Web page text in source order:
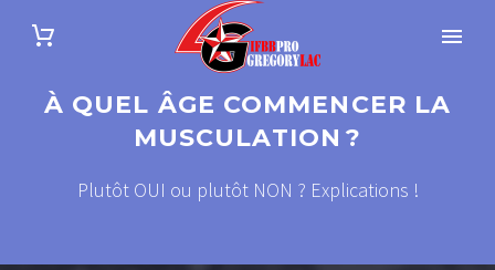
À QUEL ÂGE COMMENCER LA
MUSCULATION ?
Plutôt OUI ou plutôt NON ? Explications !